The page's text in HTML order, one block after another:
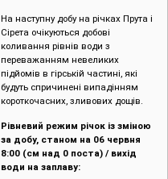
На наступну добу на річках Прута і
Сірета очікуються добові
коливання рівнів води з
переважанням невеликих
підйомів в гірській частині, які
будуть спричинені випадінням
короткочасних, зливових дощів.
Рівневий режим річок із зміною
за добу, станом на 06 червня
8:00 (см над 0 поста) / вихід
води на заплаву: